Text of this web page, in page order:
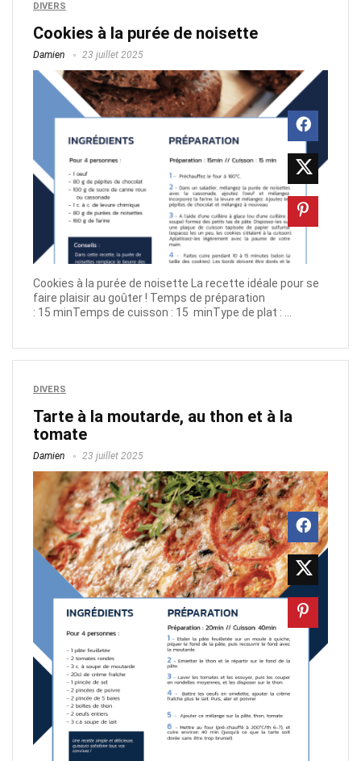
DIVERS
Cookies à la purée de noisette
Damien 23 juillet 2025
Cookies à la purée de noisette La recette idéale pour se
faire plaisir au goûter ! Temps de préparation
: 15 minTemps de cuisson : 15 minType de plat : ...
DIVERS
Tarte à la moutarde, au thon et à la
tomate
Damien 23 juillet 2025